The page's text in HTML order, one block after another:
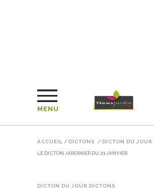
MENU
ACCUEIL / DICTONS / DICTON DU JOUR
LE DICTON JARDINIER DU 23 JANVIER
DICTON DU JOUR DICTONS